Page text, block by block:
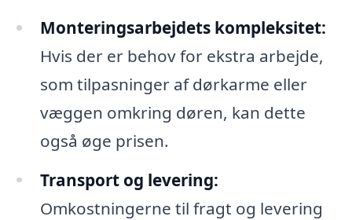
Monteringsarbejdets kompleksitet:
Hvis der er behov for ekstra arbejde,
som tilpasninger af dørkarme eller
væggen omkring døren, kan dette
også øge prisen.
Transport og levering:
Omkostningerne til fragt og levering